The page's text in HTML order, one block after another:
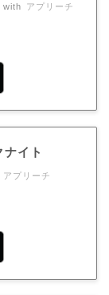
with アプリーチ
イト
アプリーチ